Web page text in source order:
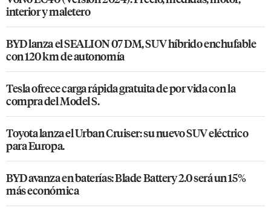
interior y maletero
BYD lanza el SEALION 07 DM, SUV híbrido enchufable
con 120 km de autonomía
Tesla ofrece carga rápida gratuita de por vida con la
compra del Model S.
Toyota lanza el Urban Cruiser: su nuevo SUV eléctrico
para Europa.
BYD avanza en baterías: Blade Battery 2.0 será un 15%
más económica